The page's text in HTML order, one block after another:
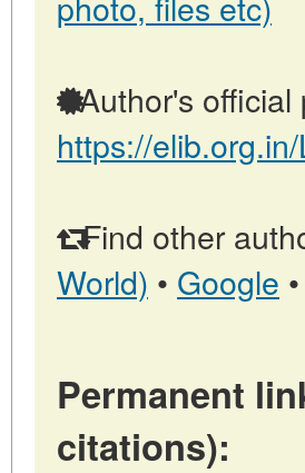
Author's official
https://
Find other
World) • Google •
Permanent
citations):